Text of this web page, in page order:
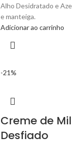
Alho Desidratado e
e manteiga.
Adicionar ao carrinho
-21%
Creme de
Desfiado